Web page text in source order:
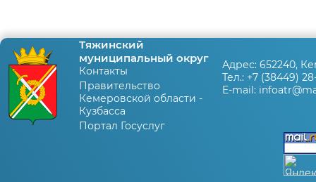
Тяжинский
муниципальный округ
Контакты
Правительство
Кемеровской области -
Кузбасса
Портал Госуслуг
Адрес: 652240,
Тел.: +7 (38449)
E-mail: